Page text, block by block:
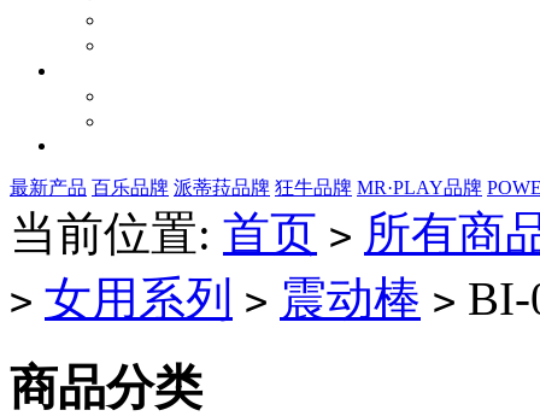
最新产品 百乐品牌 派蒂菈品牌 狂牛品牌 MR·PLAY品牌
当前位置: 首页 > 所有商
> 女用系列 > 震动棒 > BI-
商品分类